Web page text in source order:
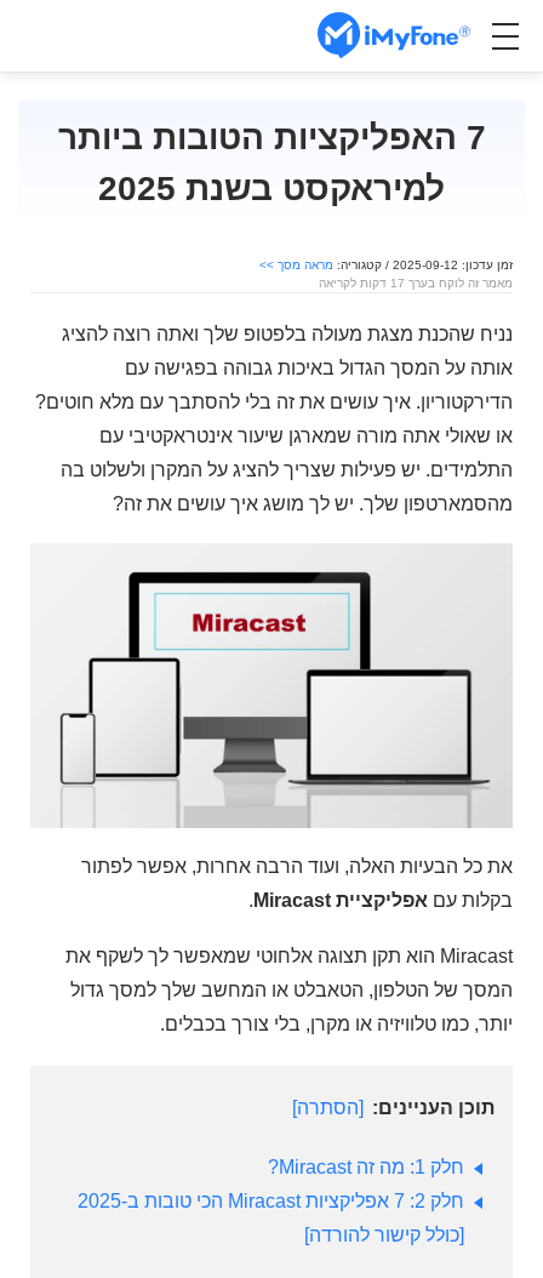
7 האפליקציות הטובות ביותר
למיראקסט בשנת 2025
זמן עדכון: 2025-09-12 / קטגוריה:
מראה מסך >>
מאמר זה לוקח בערך 17 דקות לקריאה
נניח שהכנת מצגת מעולה בלפטופ שלך ואתה רוצה להציג
אותה על המסך הגדול באיכות גבוהה בפגישה עם
הדירקטוריון. איך עושים את זה בלי להסתבך עם מלא חוטים?
או שאולי אתה מורה שמארגן שיעור אינטראקטיבי עם
התלמידים. יש פעילות שצריך להציג על המקרן ולשלוט בה
מהסמארטפון שלך. יש לך מושג איך עושים את זה?
את כל הבעיות האלה, ועוד הרבה אחרות, אפשר לפתור
בקלות עם אפליקציית Miracast .
Miracast הוא תקן תצוגה אלחוטי שמאפשר לך לשקף את
המסך של הטלפון, הטאבלט או המחשב שלך למסך גדול
יותר, כמו טלוויזיה או מקרן, בלי צורך בכבלים.
תוכן העניינים: הסתרה
חלק 1: מה זה Miracast?
חלק 2: 7 אפליקציות Miracast הכי טובות ב-2025
[כולל קישור להורדה]